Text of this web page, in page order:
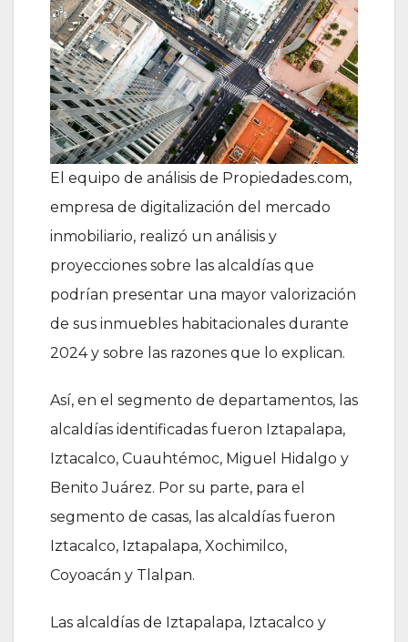
El equipo de análisis de Propiedades.com,
empresa de digitalización del mercado
inmobiliario, realizó un análisis y
proyecciones sobre las alcaldías que
podrían presentar una mayor valorización
de sus inmuebles habitacionales durante
2024 y sobre las razones que lo explican.
Así, en el segmento de departamentos, las
alcaldías identificadas fueron Iztapalapa,
Iztacalco, Cuauhtémoc, Miguel Hidalgo y
Benito Juárez. Por su parte, para el
segmento de casas, las alcaldías fueron
Iztacalco, Iztapalapa, Xochimilco,
Coyoacán y Tlalpan.
Las alcaldías de Iztapalapa, Iztacalco y